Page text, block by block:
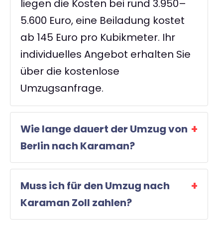
liegen die Kosten bei rund 3.950–
5.600 Euro, eine Beiladung kostet
ab 145 Euro pro Kubikmeter. Ihr
individuelles Angebot erhalten Sie
über die kostenlose
Umzugsanfrage.
Wie lange dauert der Umzug von
Berlin nach Karaman?
Muss ich für den Umzug nach
Karaman Zoll zahlen?